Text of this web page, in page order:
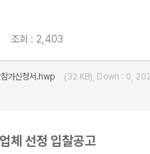
조회 : 2,403
참가신청서.hwp
(32 KB), Down : 0,
체 선정 입찰공고